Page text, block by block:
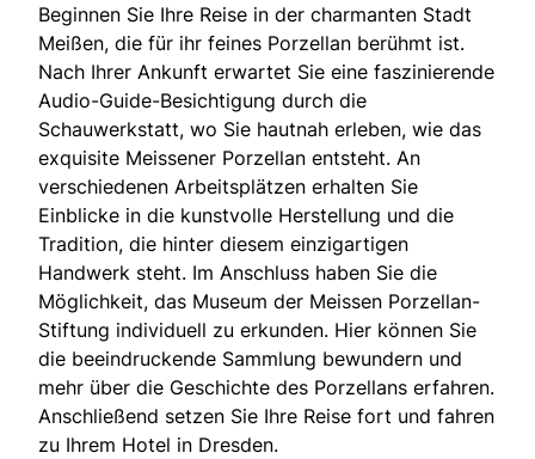
Beginnen Sie Ihre Reise in der charmanten Stadt
Meißen, die für ihr feines Porzellan berühmt ist.
Nach Ihrer Ankunft erwartet Sie eine faszinierende
Audio-Guide-Besichtigung durch die
Schauwerkstatt, wo Sie hautnah erleben, wie das
exquisite Meissener Porzellan entsteht. An
verschiedenen Arbeitsplätzen erhalten Sie
Einblicke in die kunstvolle Herstellung und die
Tradition, die hinter diesem einzigartigen
Handwerk steht. Im Anschluss haben Sie die
Möglichkeit, das Museum der Meissen Porzellan-
Stiftung individuell zu erkunden. Hier können Sie
die beeindruckende Sammlung bewundern und
mehr über die Geschichte des Porzellans erfahren.
Anschließend setzen Sie Ihre Reise fort und fahren
zu Ihrem Hotel in Dresden.